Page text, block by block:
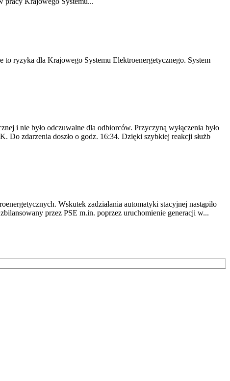
ryzyka dla Krajowego Systemu Elektroenergetycznego. System
i nie było odczuwalne dla odbiorców. Przyczyną wyłączenia było
Do zdarzenia doszło o godz. 16:34. Dzięki szybkiej reakcji służb
Wskutek zadziałania automatyki stacyjnej nastąpiło
przez PSE m.in. poprzez uruchomienie generacji w...